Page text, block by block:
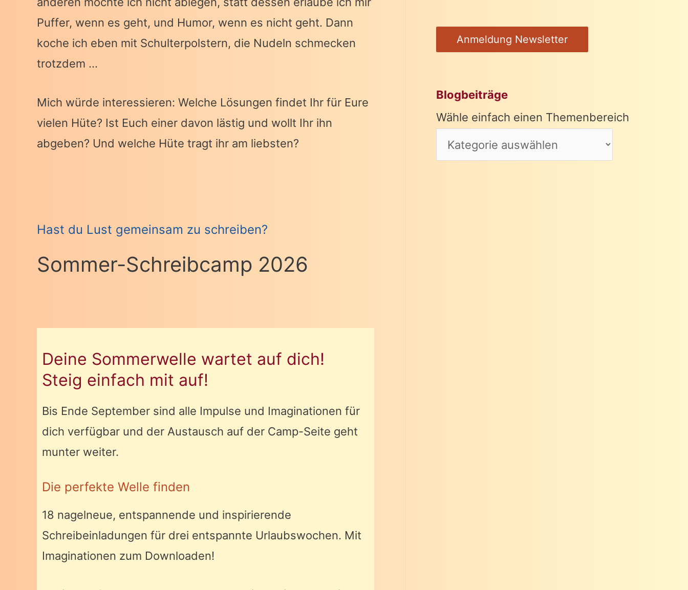
Puffer, wenn es geht, und Humor, wenn es nicht geht. Dann
koche ich eben mit Schulterpolstern, die Nudeln schmecken
trotzdem …
Mich würde interessieren: Welche Lösungen findet Ihr für Eure
vielen Hüte? Ist Euch einer davon lästig und wollt Ihr ihn
abgeben? Und welche Hüte tragt ihr am liebsten?
Hast du Lust gemeinsam zu schreiben?
Sommer-Schreibcamp 2026
Deine Sommerwelle wartet auf dich!
Steig einfach mit auf!
Bis Ende September sind alle Impulse und Imaginationen für
dich verfügbar und der Austausch auf der Camp-Seite geht
munter weiter.
Die perfekte Welle finden
18 nagelneue, entspannende und inspirierende
Schreibeinladungen für drei entspannte Urlaubswochen. Mit
Imaginationen zum Downloaden!
Anmeldung Newsletter
Blogbeiträge
Wähle einfach einen Themenbereich